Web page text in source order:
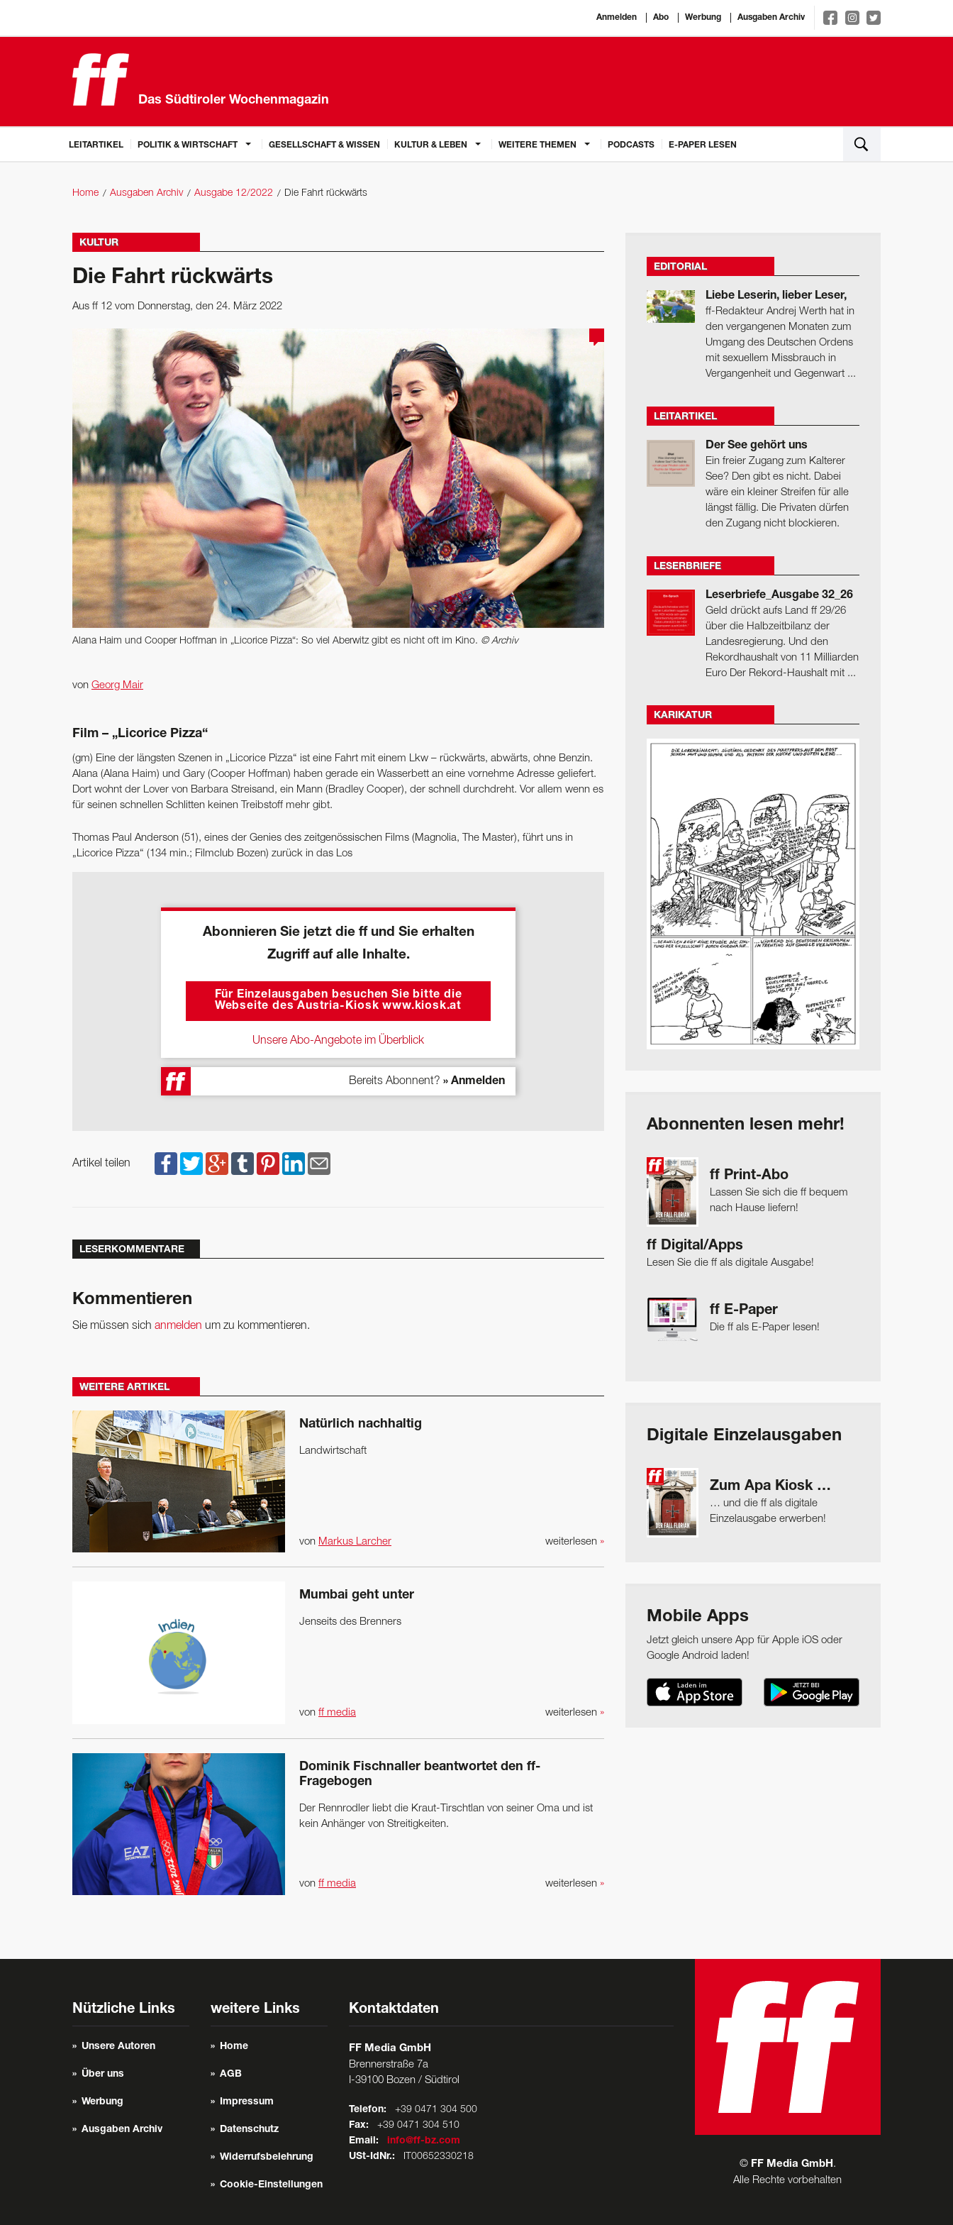
Anmelden Abo Werbung Ausgaben Archiv
Das Südtiroler Wochenmagazin
LEITARTIKEL POLITIK & WIRTSCHAFT GESELLSCHAFT & WISSEN KULTUR & LEBEN WEITERE THEMEN PODCASTS E-PAPER LESEN
Home Ausgaben Archiv Ausgabe 12/2022 Die Fahrt rückwärts
KULTUR
Die Fahrt rückwärts
Aus ff 12 vom Donnerstag, den 24. März 2022
Alana Haim und Cooper Hoffman in „Licorice Pizza“: So viel Aberwitz gibt es nicht oft im Kino. © Archiv
von Georg Mair
Film – „Licorice Pizza“
(gm) Eine der längsten Szenen in „Licorice Pizza“ ist eine Fahrt mit einem Lkw – rückwärts, abwärts, ohne Benzin.
Alana (Alana Haim) und Gary (Cooper Hoffman) haben gerade ein Wasserbett an eine vornehme Adresse geliefert.
Dort wohnt der Lover von Barbara Streisand, ein Mann (Bradley Cooper), der schnell durchdreht. Vor allem wenn es
für seinen schnellen Schlitten keinen Treibstoff mehr gibt.
Thomas Paul Anderson (51), eines der Genies des zeitgenössischen Films (Magnolia, The Master), führt uns in
„Licorice Pizza“ (134 min.; Filmclub Bozen) zurück in das Los
Abonnieren Sie jetzt die ff und Sie erhalten
Zugriff auf alle Inhalte.
Für Einzelausgaben besuchen Sie bitte die
Webseite des Austria-Kiosk www.kiosk.at
Unsere Abo-Angebote im Überblick
Bereits Abonnent? » Anmelden
Artikel teilen
LESERKOMMENTARE
Kommentieren
Sie müssen sich anmelden um zu kommentieren.
WEITERE ARTIKEL
Natürlich nachhaltig
Landwirtschaft
weiterlesen »
von Markus Larcher
Mumbai geht unter
Jenseits des Brenners
weiterlesen »
von ff media
Dominik Fischnaller beantwortet den ff-
Fragebogen
Der Rennrodler liebt die Kraut-­Tirschtlan von seiner Oma und ist
kein Anhänger von Streitigkeiten.
weiterlesen »
von ff media
EDITORIAL
Liebe Leserin, lieber Leser,
ff-Redakteur Andrej Werth hat in
den vergangenen Monaten zum
Umgang des Deutschen Ordens
mit sexuellem Missbrauch in
Vergangenheit und Gegenwart ...
LEITARTIKEL
Der See gehört uns
Ein freier Zugang zum Kalterer
See? Den gibt es nicht. Dabei
wäre ein kleiner Streifen für alle
längst fällig. Die Privaten dürfen
den Zugang nicht blockieren.
LESERBRIEFE
Leserbriefe_Ausgabe 32_26
Geld drückt aufs Land ff 29/26
über die Halbzeitbilanz der
Landesregierung. Und den
Rekordhaushalt von 11 Milliarden
Euro Der Rekord-Haushalt mit ...
KARIKATUR
Abonnenten lesen mehr!
ff Print-Abo
Lassen Sie sich die ff bequem
nach Hause liefern!
ff Digital/Apps
Lesen Sie die ff als digitale Ausgabe!
ff E-Paper
Die ff als E-Paper lesen!
Digitale Einzelausgaben
Zum Apa Kiosk …
… und die ff als digitale
Einzelausgabe erwerben!
Mobile Apps
Jetzt gleich unsere App für Apple iOS oder
Google Android laden!
Nützliche Links
Unsere Autoren
Über uns
Werbung
Ausgaben Archiv
weitere Links
Home
AGB
Impressum
Datenschutz
Widerrufsbelehrung
Cookie-Einstellungen
Kontaktdaten
FF Media GmbH
Brennerstraße 7a
I-39100 Bozen / Südtirol
Telefon: +39 0471 304 500
Fax: +39 0471 304 510
Email:
info@ff-bz.com
USt-IdNr.: IT00652330218
© FF Media GmbH.
Alle Rechte vorbehalten